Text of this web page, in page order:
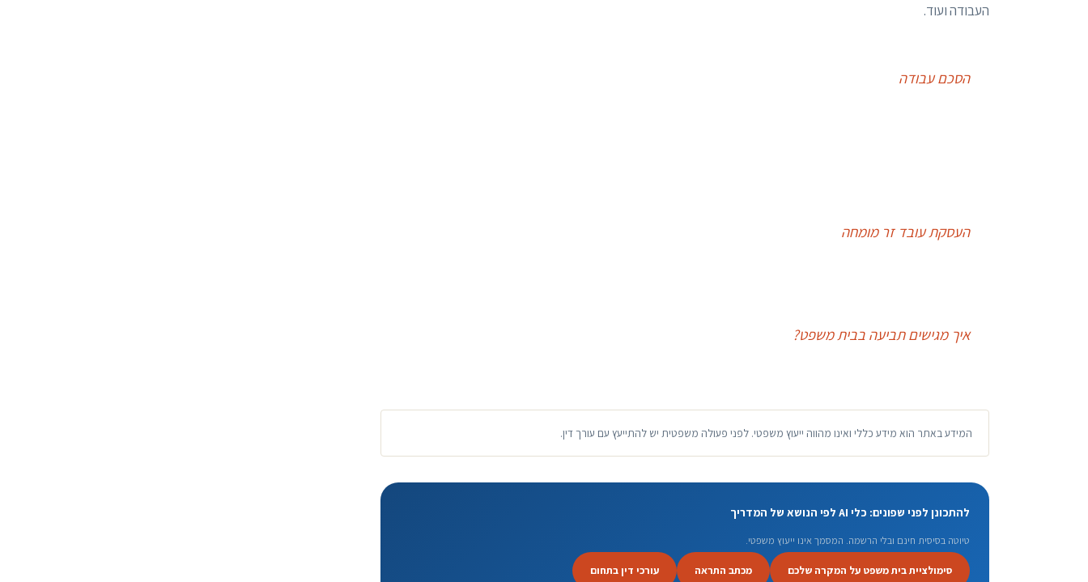
העבודה ועוד.
הסכם עבודה
העסקת עובד זר מומחה
איך מגישים תביעה בבית משפט?
המידע באתר הוא מידע כללי ואינו מהווה ייעוץ משפטי. לפני פעולה משפטית יש להתייעץ עם עורך דין.
להתכונן לפני שפונים: כלי AI לפי הנושא של המדריך
טיוטה בסיסית חינם ובלי הרשמה. המסמך אינו ייעוץ משפטי.
סימולציית בית משפט על המקרה שלכם מכתב התראה עורכי דין בתחום